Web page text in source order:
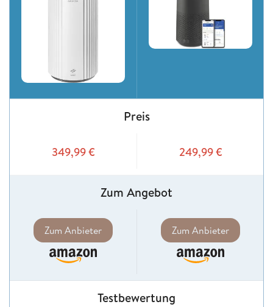
Preis
349,99€ 249,99€
Zum Angebot
Zum Anbieter Zum Anbieter
Testbewertung